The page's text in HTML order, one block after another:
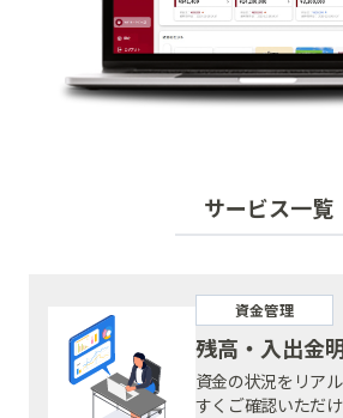
サービス一覧
資金管理
残高・入出金
資金の状況をリア
すくご確認いただけ